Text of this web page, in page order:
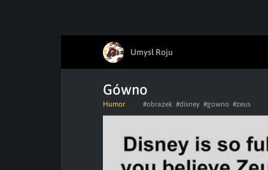
Umysł Roju
Gówno
Humor #obrazek #disney #gowno #zeus